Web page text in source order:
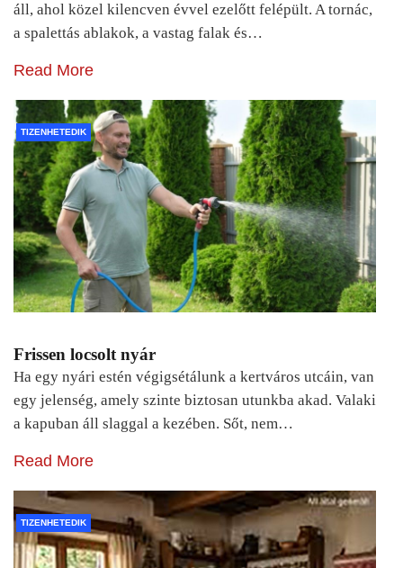
áll, ahol közel kilencven évvel ezelőtt felépült. A tornác,
a spalettás ablakok, a vastag falak és…
Read More
TIZENHETEDIK
Frissen locsolt nyár
Ha egy nyári estén végigsétálunk a kertváros utcáin, van
egy jelenség, amely szinte biztosan utunkba akad. Valaki
a kapuban áll slaggal a kezében. Sőt, nem…
Read More
TIZENHETEDIK